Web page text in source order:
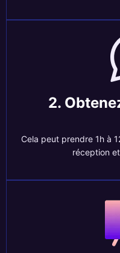
2.
Cela peut prendre 1h à
réception